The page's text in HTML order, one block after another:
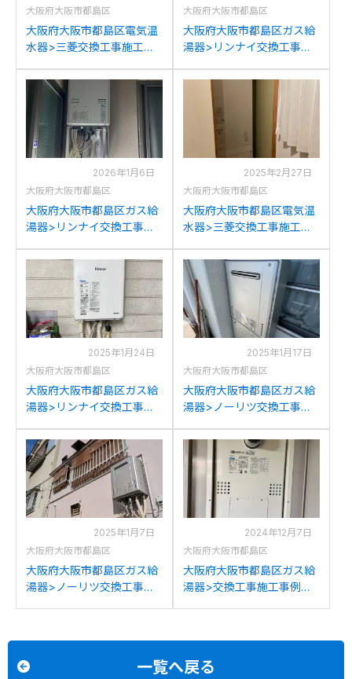
大阪府大阪市都島区
大阪府大阪市都島区電気温
水器>三菱交換工事施工事
から三菱SRT-J37CD5への
大阪府大阪市都島区
大阪府大阪市都島区ガス給
湯器>リンナイ交換工事施
V2400SAB2-6からリンナ
イRUFH-A2400AB2-6(A)
への交換
2026年1月6日
大阪府大阪市都島区
大阪府大阪市都島区ガス給
湯器>リンナイ交換工事施
R070からリンナイRUFH-
A2400SAW2-6(A)への交換
2025年2月27日
大阪府大阪市都島区
大阪府大阪市都島区電気温
水器>三菱交換工事施工事
から三菱SRT-J37CD5への
交換
2025年1月24日
大阪府大阪市都島区
大阪府大阪市都島区ガス給
湯器>リンナイ交換工事施
1627AWX-Tからリンナイ
RUJ-A2010W(A)への交換
2025年1月17日
大阪府大阪市都島区
大阪府大阪市都島区ガス給
湯器>ノーリツ交換工事施
2027SAWXからノーリツ
GT-C2072SAW BLへの交
換
2025年1月7日
大阪府大阪市都島区
大阪府大阪市都島区ガス給
湯器>ノーリツ交換工事施
2024年12月7日
大阪府大阪市都島区
大阪府大阪市都島区ガス給
湯器>交換工事施工事例：
一覧へ戻る